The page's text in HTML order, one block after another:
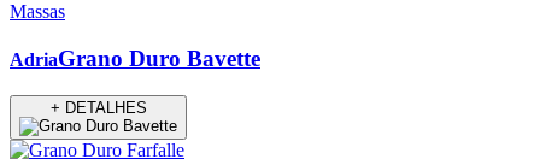
Massas
AdriaGrano Duro Bavette
+ DETALHES